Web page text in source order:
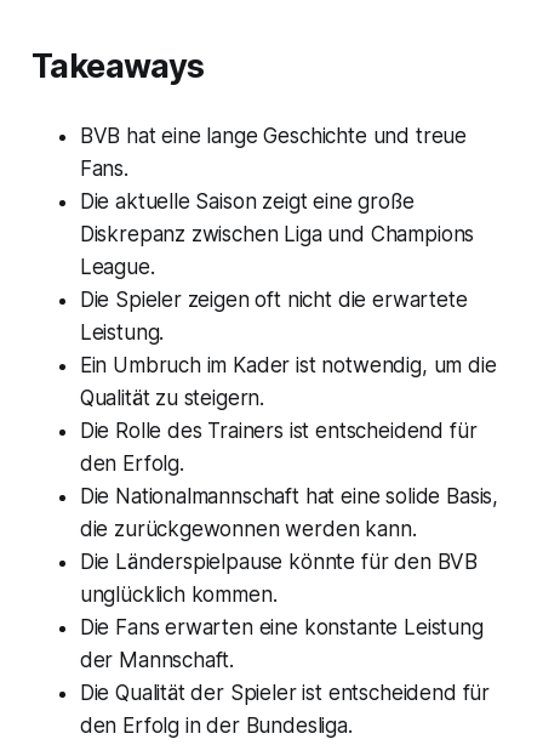
Takeaways
BVB hat eine lange Geschichte und treue
Fans.
Die aktuelle Saison zeigt eine große
Diskrepanz zwischen Liga und Champions
League.
Die Spieler zeigen oft nicht die erwartete
Leistung.
Ein Umbruch im Kader ist notwendig, um die
Qualität zu steigern.
Die Rolle des Trainers ist entscheidend für
den Erfolg.
Die Nationalmannschaft hat eine solide Basis,
die zurückgewonnen werden kann.
Die Länderspielpause könnte für den BVB
unglücklich kommen.
Die Fans erwarten eine konstante Leistung
der Mannschaft.
Die Qualität der Spieler ist entscheidend für
den Erfolg in der Bundesliga.